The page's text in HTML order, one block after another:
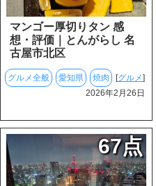
マンゴー厚切りタン 感
想・評価｜とんがらし 名
古屋市北区
グルメ全般 愛知県 焼肉 [グルメ]
2026年2月26日
67点